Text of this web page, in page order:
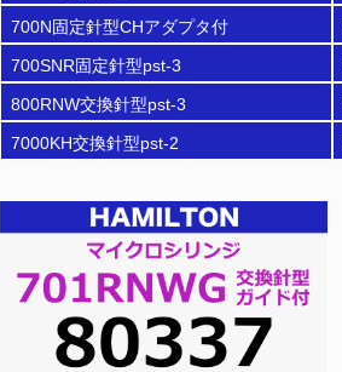
700N固定針型CHアダプタ付
700SNR固定針型pst-3
800RNW交換針型pst-3
7000KH交換針型pst-2